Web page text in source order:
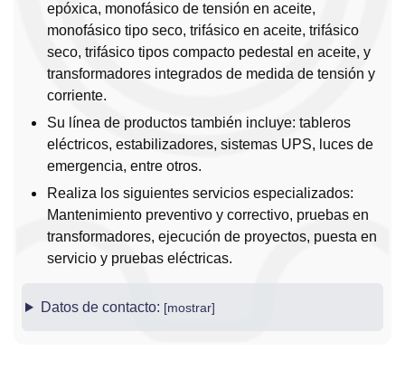
epóxica, monofásico de tensión en aceite,
monofásico tipo seco, trifásico en aceite, trifásico
seco, trifásico tipos compacto pedestal en aceite, y
transformadores integrados de medida de tensión y
corriente.
Su línea de productos también incluye: tableros
eléctricos, estabilizadores, sistemas UPS, luces de
emergencia, entre otros.
Realiza los siguientes servicios especializados:
Mantenimiento preventivo y correctivo, pruebas en
transformadores, ejecución de proyectos, puesta en
servicio y pruebas eléctricas.
Datos de contacto: